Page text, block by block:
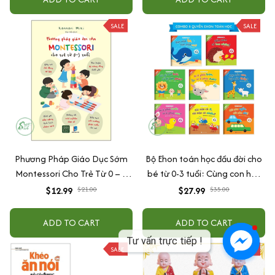
SALE
Phương Pháp Giáo Dục Sớm
Montessori Cho Trẻ Từ 0 – 3
Tuổi
$12.99 $21.00
ADD TO CART
SALE
Bộ Ehon toán học đầu đời cho
bé từ 0-3 tuổi: Cùng con học
toán (song ngữ Việt Anh)
$27.99 $35.00
ADD TO CART
SALE SALE